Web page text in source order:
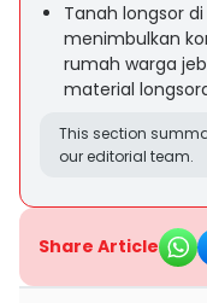
Tanah longsor
menimbulkan
rumah warga
material
This section
our editorial team.
Share Article